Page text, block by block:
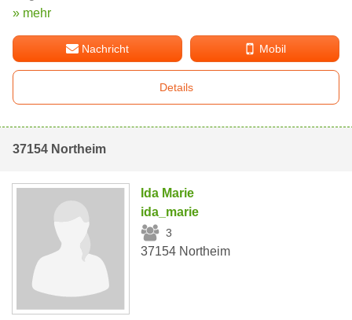
» mehr
Nachricht Mobil
Details
37154 Northeim
Ida Marie
ida_marie
3
37154 Northeim